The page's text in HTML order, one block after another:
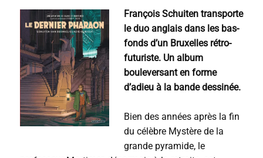
François Schuiten transporte
le duo anglais dans les bas-
fonds d’un Bruxelles rétro-
futuriste. Un album
bouleversant en forme
d’adieu à la bande dessinée.
Bien des années après la fin
du célèbre Mystère de la
grande pyramide, le